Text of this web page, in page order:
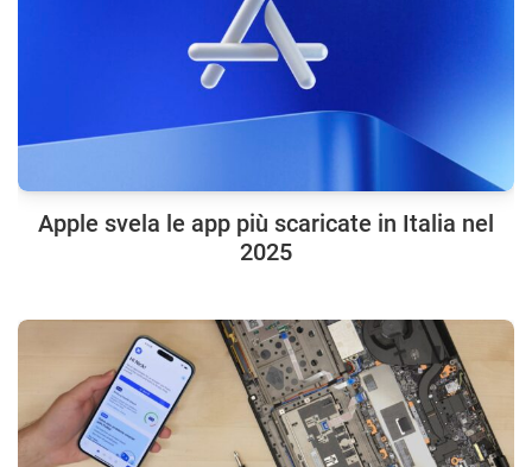
Apple svela le app più scaricate in Italia nel
2025